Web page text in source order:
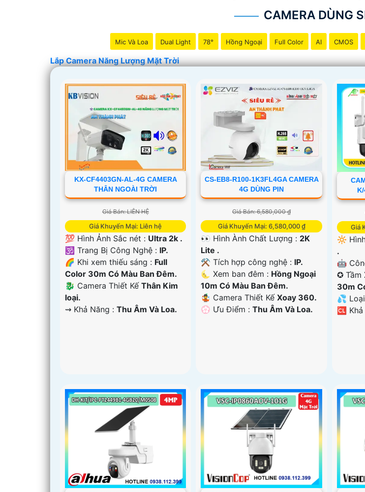
CAMERA DÙNG
Mic Và Loa Dual Light 78° Hồng Ngoại Full Color AI CMOS
Lắp Camera Năng Lượng Mặt Trời
KX-CF4403GN-AL-4G CAMERA
THÂN NGOÀI TRỜI
Giá Bán: LIÊN HỆ
Giá Khuyến Mại: Liên hệ
💯 Hình Ảnh Sắc nét : Ultra 2k .
🕉️ Trang Bị Công Nghệ : IP.
🌈 Khi xem thiếu sáng : Full
Color 30m Có Màu Ban Ðêm.
🐉️ Camera Thiết Kế Thân Kim
loại.
️⇝ Khả Năng : Thu Âm Và Loa.
CS-EB8-R100-1K3FL4GA CAMERA
4G DÙNG PIN
Giá Bán: 6,580,000 ₫
Giá Khuyến Mại: 6,580,000 ₫
👀 Hình Ành Chất Lượng : 2K
Lite .
⚒ Tích hợp công nghệ : IP.
🌜 Xem ban đêm : Hồng Ngoại
10m Có Màu Ban Đêm.
🤹 Camera Thiết KếXoay 360.
️💮 Ưu Điểm :Thu Âm Và Loa.
Giá
🔆
.
🤖️
✪ Tầm
30m
💦
️🆑 Khả